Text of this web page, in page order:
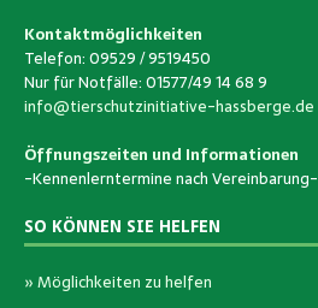
Kontaktmöglichkeiten
Telefon: 09529 / 9519450
Nur für Notfälle: 01577/49 14 68 9
info@tierschutzinitiative-hassberge.de
Öffnungszeiten und Informationen
-Kennenlerntermine nach Vereinbarung-
SO KÖNNEN SIE HELFEN
» Möglichkeiten zu helfen